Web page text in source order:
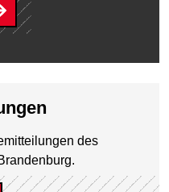
des